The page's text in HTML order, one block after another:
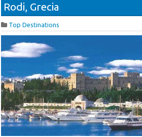
Rodi, Grecia
Top Destinations